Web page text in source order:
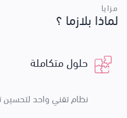
مزايا
لماذا بلازما ؟
حلول متكاملة
نظام تقني واحد لتحسين تجربة العميل.